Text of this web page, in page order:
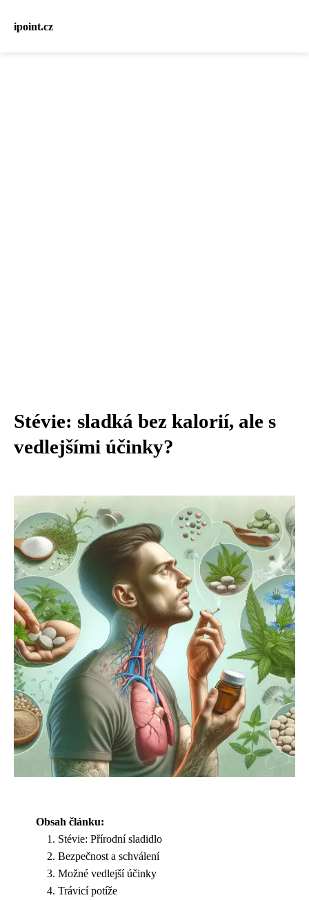
ipoint.cz
Stévie: sladká bez kalorií, ale s
vedlejšími účinky?
Obsah článku:
Stévie: Přírodní sladidlo
Bezpečnost a schválení
Možné vedlejší účinky
Trávicí potíže